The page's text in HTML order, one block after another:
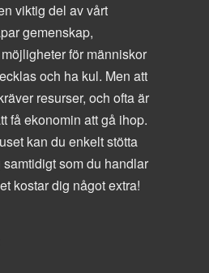
viktig del av vårt
gemenskap,
för människor
och ha kul. Men att
resurser, och ofta är
få ekonomin att gå ihop.
kan du enkelt stötta
som du handlar
kostar dig något extra!